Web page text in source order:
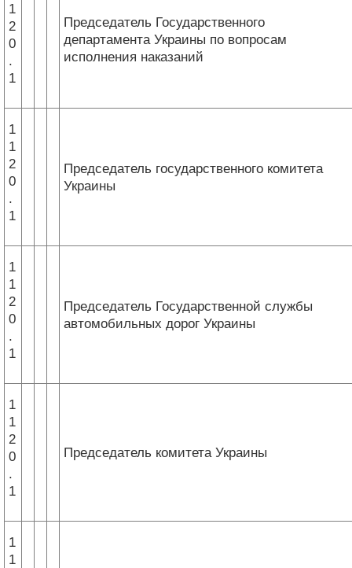
1
2
0
.
1
Председатель Государственного
департамента Украины по вопросам
исполнения наказаний
1
1
2
0
.
1
Председатель государственного комитета
Украины
1
1
2
0
.
1
Председатель Государственной службы
автомобильных дорог Украины
1
1
2
0
.
1
Председатель комитета Украины
1
1